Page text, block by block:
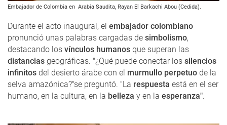
Embajador de Colombia en Arabia Saudita, Rayan El Barkachi Abou (Cedida).
Durante el acto inaugural, el embajador colombiano
pronunció unas palabras cargadas de simbolismo,
destacando los vínculos humanos que superan las
distancias geográficas. "¿Qué puede conectar los silencios
infinitos del desierto árabe con el murmullo perpetuo de la
selva amazónica?"se preguntó. "La respuesta está en el ser
humano, en la cultura, en la belleza y en la esperanza".